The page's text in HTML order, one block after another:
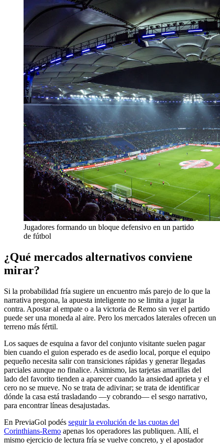
Jugadores formando un bloque defensivo en un partido
de fútbol
¿Qué mercados alternativos conviene
mirar?
Si la probabilidad fría sugiere un encuentro más parejo de lo que la
narrativa pregona, la apuesta inteligente no se limita a jugar la
contra. Apostar al empate o a la victoria de Remo sin ver el partido
puede ser una moneda al aire. Pero los mercados laterales ofrecen un
terreno más fértil.
Los saques de esquina a favor del conjunto visitante suelen pagar
bien cuando el guion esperado es de asedio local, porque el equipo
pequeño necesita salir con transiciones rápidas y generar llegadas
parciales aunque no finalice. Asimismo, las tarjetas amarillas del
lado del favorito tienden a aparecer cuando la ansiedad aprieta y el
cero no se mueve. No se trata de adivinar; se trata de identificar
dónde la casa está trasladando —y cobrando— el sesgo narrativo,
para encontrar líneas desajustadas.
En PreviaGol podés seguir la evolución de las cuotas del
Corinthians-Remo apenas los operadores las publiquen. Allí, el
mismo ejercicio de lectura fría se vuelve concreto, y el apostador